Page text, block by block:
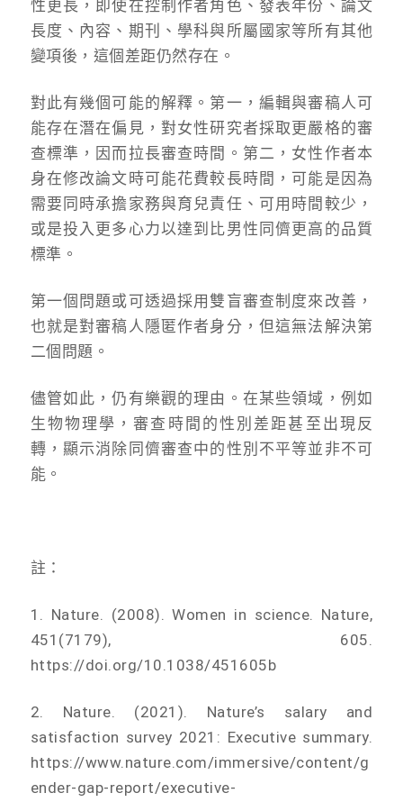
性更長，即使在控制作者角色、發表年份、論文
長度、內容、期刊、學科與所屬國家等所有其他
變項後，這個差距仍然存在。
對此有幾個可能的解釋。第一，編輯與審稿人可
能存在潛在偏見，對女性研究者採取更嚴格的審
查標準，因而拉長審查時間。第二，女性作者本
身在修改論文時可能花費較長時間，可能是因為
需要同時承擔家務與育兒責任、可用時間較少，
或是投入更多心力以達到比男性同儕更高的品質
標準。
第一個問題或可透過採用雙盲審查制度來改善，
也就是對審稿人隱匿作者身分，但這無法解決第
二個問題。
儘管如此，仍有樂觀的理由。在某些領域，例如
生物物理學，審查時間的性別差距甚至出現反
轉，顯示消除同儕審查中的性別不平等並非不可
能。
註：
1. Nature. (2008). Women in science. Nature,
451(7179), 605.
https://doi.org/10.1038/451605b
2. Nature. (2021). Nature’s salary and
satisfaction survey 2021: Executive summary.
https://www.nature.com/immersive/content/g
ender-gap-report/executive-